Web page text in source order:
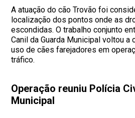
A atuação do cão Trovão foi
localização dos pontos onde as
escondidas. O trabalho conjunto
Canil da Guarda Municipal voltou a
uso de cães farejadores em
tráfico.
Operação reuniu Polícia
Municipal